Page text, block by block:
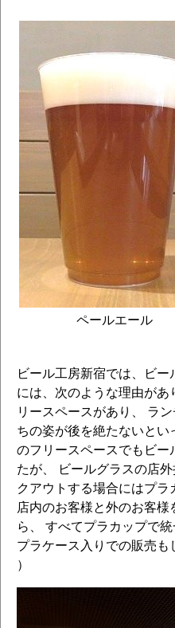
ペールエール
ビール工房新宿では、ビ
には、次のような理由が
リースペースがあり、 ラ
ちの姿が後を絶たないと
のフリースペースでもビ
たが、 ビールグラスの店
クアウトする場合にはプ
店内のお客様と外のお客
ら、 すべてプラカップで
プラケース入りでの販売
）